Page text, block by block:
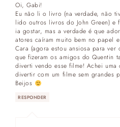
Oi, Gabi!
Eu não li o livro (na verdade, não
lido outros livros do John Green) e
ia gostar, mas a verdade é que
atores caíram muito bem no papel
Cara (agora estou ansiosa para
que fizeram os amigos do Quentin
diverti vendo esse filme! Achei
divertir com um filme sem grandes
Beijos
RESPONDER